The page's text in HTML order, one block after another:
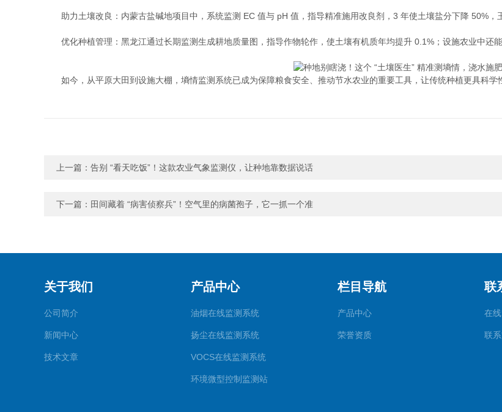
助力土壤改良：内蒙古盐碱地项目中，系统监测 EC 值与 pH 值，指导精准施用改良剂，3 年使土壤盐分下降 50%，
优化种植管理：黑龙江通过长期监测生成耕地质量图，指导作物轮作，使土壤有机质年均提升 0.1%；设施农业中还能
如今，从平原大田到设施大棚，墒情监测系统已成为保障粮食安全、推动节水农业的重要工具，让传统种植更具科学
上一篇： 告别 “看天吃饭”！这款农业气象监测仪，让种地靠数据说话
下一篇： 田间藏着 “病害侦察兵”！空气里的病菌孢子，它一抓一个准
关于我们
公司简介
新闻中心
技术文章
产品中心
油烟在线监测系统
扬尘在线监测系统
VOCS在线监测系统
环境微型控制监测站
栏目导航
产品中心
荣誉资质
联
在
联